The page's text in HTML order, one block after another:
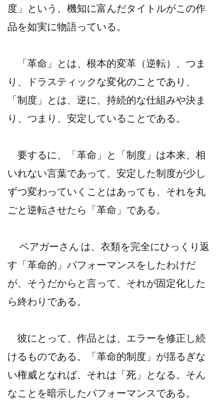
度」という、機知に富んだタイトルがこの作
品を如実に物語っている。
「革命」とは、根本的変革（逆転）、つま
り、ドラスティックな変化のことであり、
「制度」とは、逆に、持続的な仕組みや決ま
り、つまり、安定していることである。
要するに、「革命」と「制度」は本来、相
いれない言葉であって、安定した制度が少し
ずつ変わっていくことはあっても、それを丸
ごと逆転させたら「革命」である。
ベアガーさん は、衣類を完全にひっくり返
す「革命的」パフォーマンスをしたわけだ
が、そうだからと言って、それが固定化した
ら終わりである。
彼にとって、作品とは、エラーを修正し続
けるものである。「革命的制度」が揺るぎな
い権威となれば、それは「死」となる。そん
なことを暗示したパフォーマンスである。